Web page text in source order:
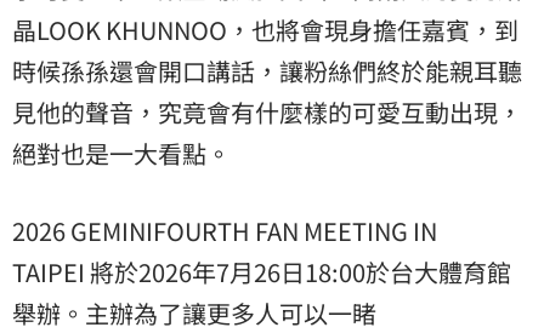
晶LOOK KHUNNOO，也將會現身擔任嘉賓，到
時候孫孫還會開口講話，讓粉絲們終於能親耳聽
見他的聲音，究竟會有什麼樣的可愛互動出現，
絕對也是一大看點。
2026 GEMINIFOURTH FAN MEETING IN
TAIPEI 將於2026年7月26日18:00於台大體育館
舉辦。主辦為了讓更多人可以一睹